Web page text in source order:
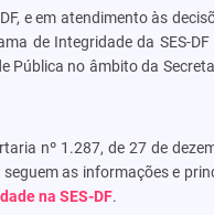
e em atendimento às
de Integridade da SES-
Pública no âmbito da
nº 1.287, de 27 de
as informações e
na SES-DF.